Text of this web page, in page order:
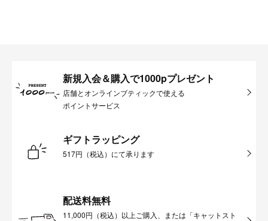
新規入会＆購入で1000pプレゼント
店舗とオンラインブティックで使える
ポイントサービス
ギフトラッピング
517円（税込）にて承ります
配送料無料
11,000円（税込）以上ご購入、または「キャットスト